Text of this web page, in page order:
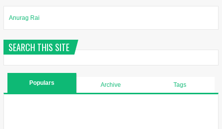
Anurag Rai
SEARCH THIS SITE
Populars Archive Tags